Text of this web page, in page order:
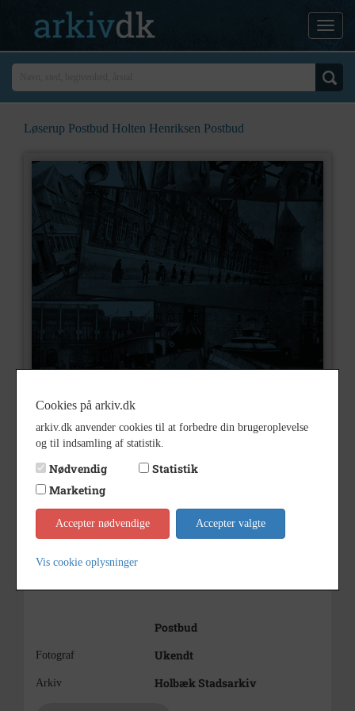
Løserup Postbud Holten Henriksen Postbud
Nummer
Type
Postbud
Fotograf Ukendt
Arkiv Holbæk Stadsarkiv
Cookies på arkiv.dk
arkiv.dk anvender cookies til at forbedre din brugeroplevelse
og til indsamling af statistik.
Nødvendig
Statistik
Marketing
Accepter nødvendige Accepter valgte
Vis cookie oplysninger